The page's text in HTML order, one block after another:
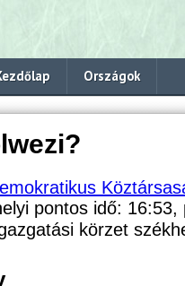
Országok
pontos idő:
körzet